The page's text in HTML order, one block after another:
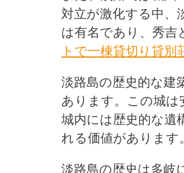
対立が激化する中、
は有名であり、秀吉
トで一棟貸切り貸別
淡路島の歴史的な建
あります。この城は
城内には歴史的な遺
れる価値があります。
淡路島の歴史は多岐